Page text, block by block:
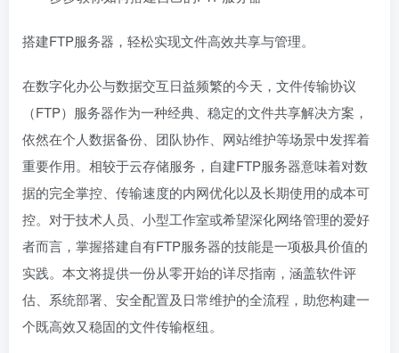
搭建FTP服务器，轻松实现文件高效共享与管理。
在数字化办公与数据交互日益频繁的今天，文件传输协议
（FTP）服务器作为一种经典、稳定的文件共享解决方案，
依然在个人数据备份、团队协作、网站维护等场景中发挥着
重要作用。相较于云存储服务，自建FTP服务器意味着对数
据的完全掌控、传输速度的内网优化以及长期使用的成本可
控。对于技术人员、小型工作室或希望深化网络管理的爱好
者而言，掌握搭建自有FTP服务器的技能是一项极具价值的
实践。本文将提供一份从零开始的详尽指南，涵盖软件评
估、系统部署、安全配置及日常维护的全流程，助您构建一
个既高效又稳固的文件传输枢纽。